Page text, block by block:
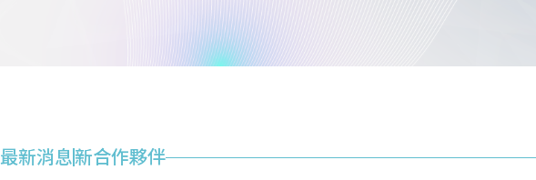
最新消息新合作夥伴